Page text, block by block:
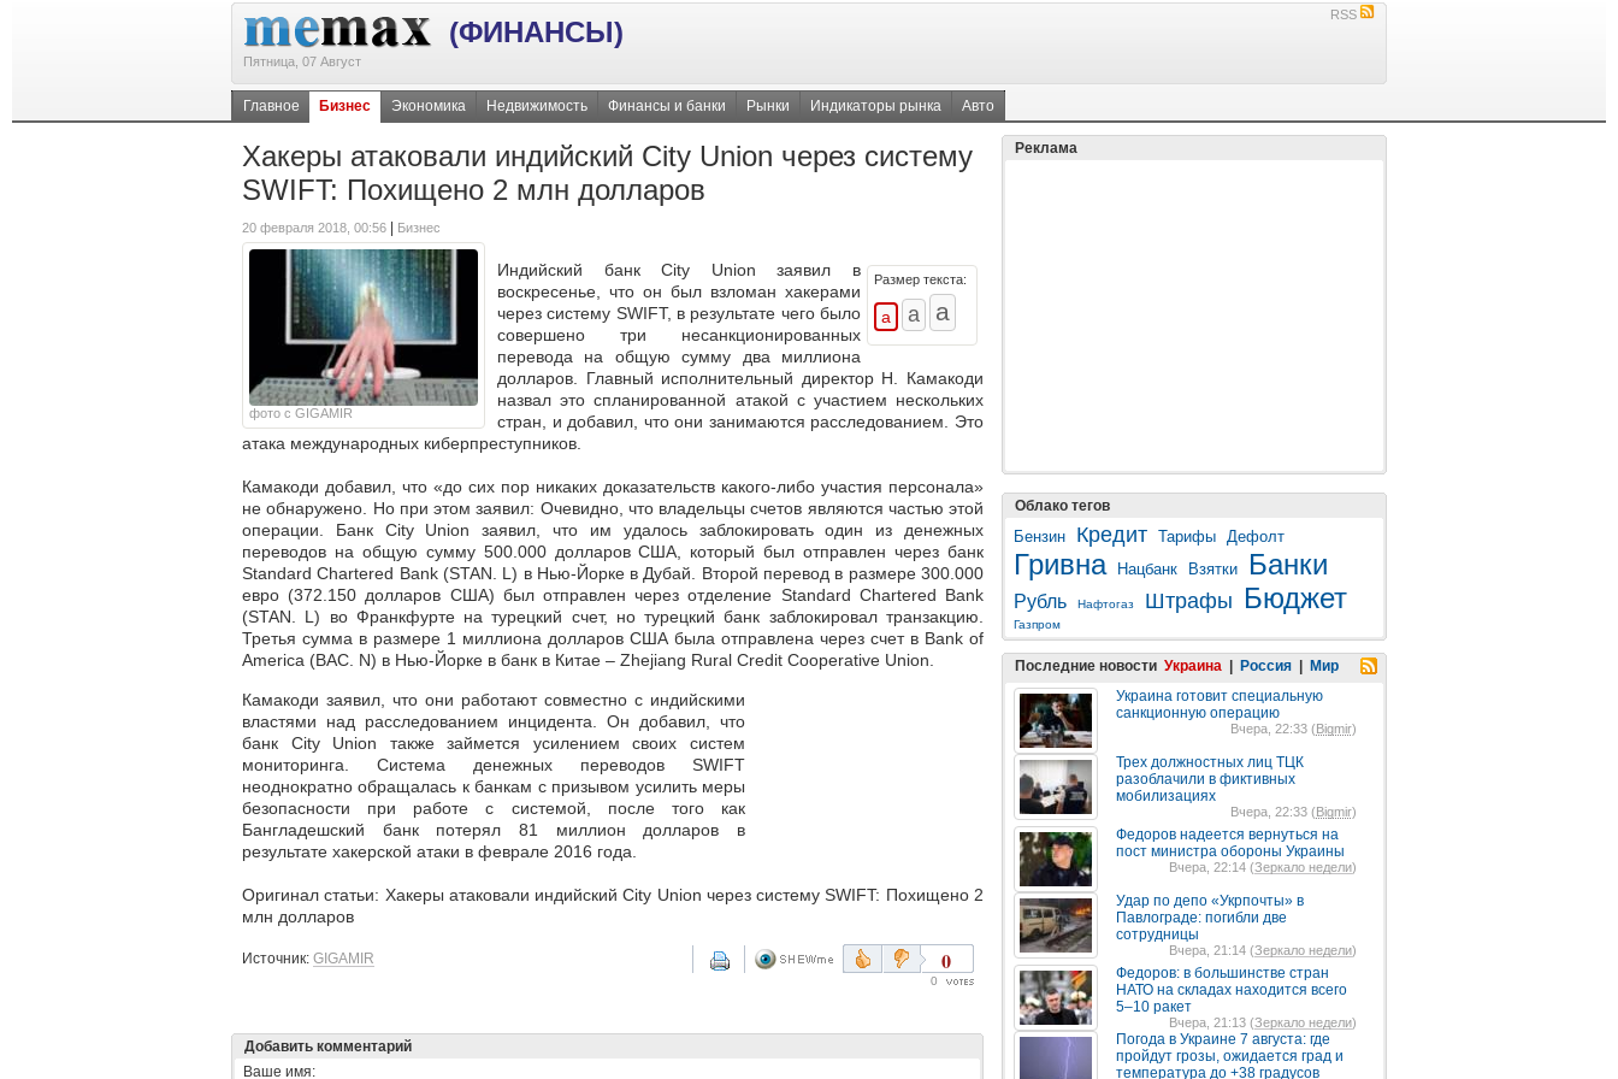
(ФИНАНСЫ)
Пятница, 07 Август
RSS
Главное Бизнес Экономика Недвижимость Финансы и банки Рынки Индикаторы рынка Авто
Хакеры атаковали индийский City Union через систему
SWIFT: Похищено 2 млн долларов
20 февраля 2018, 00:56 Бизнес
фото с GIGAMIR
Размер текста:
Индийский банк City Union заявил в
воскресенье, что он был взломан хакерами
через систему SWIFT, в результате чего было
совершено три несанкционированных
перевода на общую сумму два миллиона
долларов. Главный исполнительный директор Н. Камакоди
назвал это спланированной атакой с участием нескольких
стран, и добавил, что они занимаются расследованием. Это
атака международных киберпреступников.
Камакоди добавил, что «до сих пор никаких доказательств какого-либо участия персонала»
не обнаружено. Но при этом заявил: Очевидно, что владельцы счетов являются частью этой
операции. Банк City Union заявил, что им удалось заблокировать один из денежных
переводов на общую сумму 500.000 долларов США, который был отправлен через банк
Standard Chartered Bank (STAN. L) в Нью-Йорке в Дубай. Второй перевод в размере 300.000
евро (372.150 долларов США) был отправлен через отделение Standard Chartered Bank
(STAN. L) во Франкфурте на турецкий счет, но турецкий банк заблокировал транзакцию.
Третья сумма в размере 1 миллиона долларов США была отправлена через счет в Bank of
America (BAC. N) в Нью-Йорке в банк в Китае – Zhejiang Rural Credit Cooperative Union.
Камакоди заявил, что они работают совместно с индийскими
властями над расследованием инцидента. Он добавил, что
банк City Union также займется усилением своих систем
мониторинга. Система денежных переводов SWIFT
неоднократно обращалась к банкам с призывом усилить меры
безопасности при работе с системой, после того как
Бангладешский банк потерял 81 миллион долларов в
результате хакерской атаки в феврале 2016 года.
Оригинал статьи: Хакеры атаковали индийский City Union через систему SWIFT: Похищено 2
млн долларов
Источник: GIGAMIR 0
0
Добавить комментарий
Ваше имя:
Реклама
Облако тегов
Бензин Кредит Тарифы Дефолт
Гривна Нацбанк Взятки Банки
Рубль Нафтогаз Штрафы Бюджет
Газпром
Последние новости Украина Россия
Мир
Украина готовит специальную
санкционную операцию
Вчера, 22:33 (Bigmir)
Трех должностных лиц ТЦК
разоблачили в фиктивных
мобилизациях
Вчера, 22:33 (Bigmir)
Федоров надеется вернуться на
пост министра обороны Украины
Вчера, 22:14 (Зеркало недели)
Удар по депо «Укрпочты» в
Павлограде: погибли две
сотрудницы
Вчера, 21:14 (Зеркало недели)
Федоров: в большинстве стран
НАТО на складах находится всего
5–10 ракет
Вчера, 21:13 (Зеркало недели)
Погода в Украине 7 августа: где
пройдут грозы, ожидается град и
температура до +38 градусов